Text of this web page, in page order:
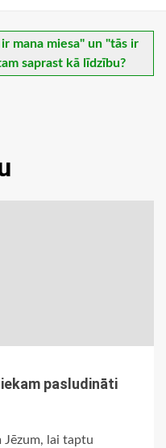
mana miesa" un "tās ir
saprast kā līdzību?
pasludināti
Jēzum, lai taptu